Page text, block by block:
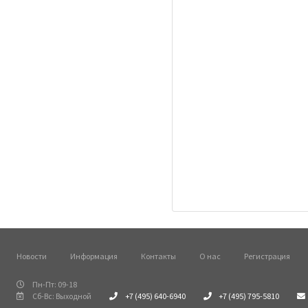
Новости Информация Контакты О нас Регистрация
Пн-Пт: 09-18
Сб-Вс: Выходной
+7 (495) 640-6940 +7 (495) 795-5810